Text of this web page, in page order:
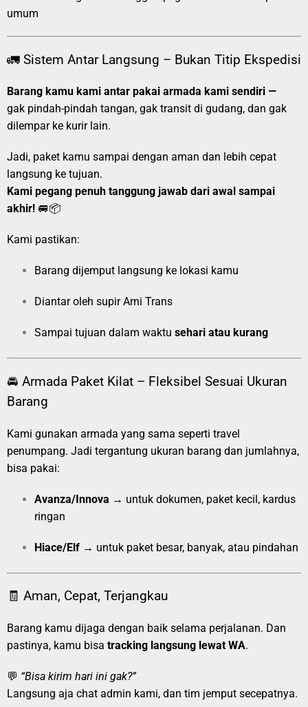
umum
🚛 Sistem Antar Langsung – Bukan Titip Ekspedisi
Barang kamu kami antar pakai armada kami sendiri —
gak pindah-pindah tangan, gak transit di gudang, dan gak
dilempar ke kurir lain.
Jadi, paket kamu sampai dengan aman dan lebih cepat
langsung ke tujuan.
Kami pegang penuh tanggung jawab dari awal sampai
akhir! 🚐📦
Kami pastikan:
Barang dijemput langsung ke lokasi kamu
Diantar oleh supir Arni Trans
Sampai tujuan dalam waktu sehari atau kurang
🚘 Armada Paket Kilat – Fleksibel Sesuai Ukuran
Barang
Kami gunakan armada yang sama seperti travel
penumpang. Jadi tergantung ukuran barang dan jumlahnya,
bisa pakai:
Avanza/Innova → untuk dokumen, paket kecil, kardus
ringan
Hiace/Elf → untuk paket besar, banyak, atau pindahan
🧾 Aman, Cepat, Terjangkau
Barang kamu dijaga dengan baik selama perjalanan. Dan
pastinya, kamu bisa tracking langsung lewat WA.
💬 “Bisa kirim hari ini gak?”
Langsung aja chat admin kami, dan tim jemput secepatnya.